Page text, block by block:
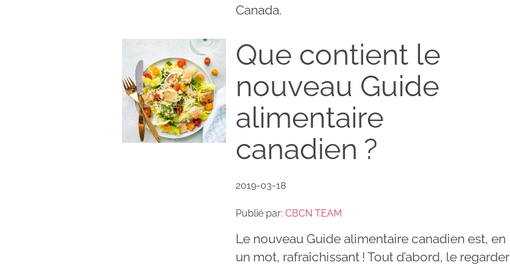
Canada.
Que contient le
nouveau Guide
alimentaire
canadien ?
2019-03-18
Publié par: CBCN TEAM
Le nouveau Guide alimentaire canadien est, en
un mot, rafraîchissant ! Tout d’abord, le regarder